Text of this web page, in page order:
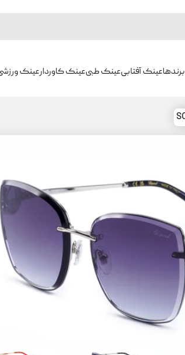
برندهاعینک آفتابیعینک طبیعینک کاوردارعینک